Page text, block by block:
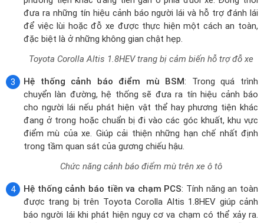
đang ở trong hoặc chuẩn bị đi vào các góc khuất, khu vực
điểm mù của xe. Giúp cải thiện những hạn chế nhất định
trong tầm quan sát của gương chiếu hậu.
Chức năng cảnh báo điểm mù trên xe ô tô
Hệ thống cảnh báo tiền va chạm PCS: Tính năng an toàn
được trang bị trên Toyota Corolla Altis 1.8HEV giúp cảnh
báo người lái khi phát hiện nguy cơ va chạm có thể xảy ra.
Đồng thời, hệ thống sẽ chủ động kích hoạt phanh hỗ trợ
nếu cần thiết, thậm chí là tự động phanh khi người lái không
có bất cứ hành động gì.
Chức năng cảnh báo tiền va chạm
Hệ thống điều khiển hành trình chủ động DRCC : Hệ
thống sẽ theo dõi các phương tiện di chuyển phía trước với
tốc độ nhanh hay chậm nhờ sử dụng radar kết hợp cùng